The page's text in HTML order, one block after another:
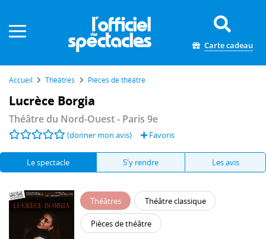
Carte cadeau
Accueil Théâtres Pièces de théâtre
Lucrèce Borgia
Théâtre du Nord-Ouest- Paris 9e
(donner mon avis) Favoris
Le spectacle S'y rendre Les avis
Théâtres Théâtre classique
Pièces de théâtre